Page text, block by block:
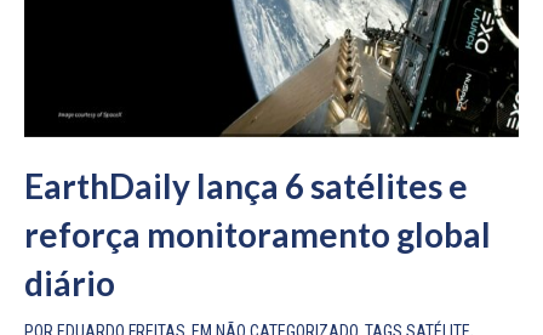
EarthDaily lança 6 satélites e
reforça monitoramento global
diário
POR EDUARDO FREITAS EM NÃO CATEGORIZADO TAGS SATÉLITE,